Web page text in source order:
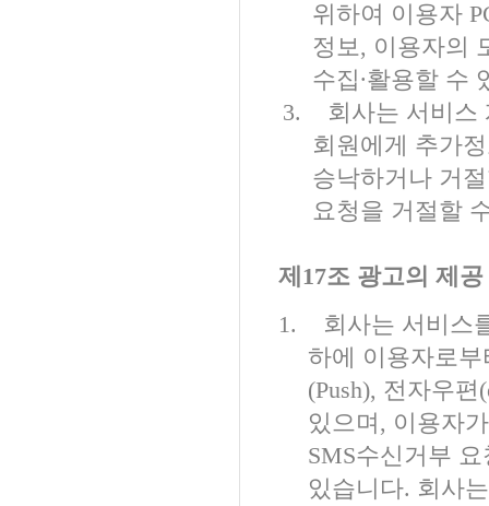
위하여 이용자
정보, 이용자의
수집∙활용할 수
3.
회사는 서비스
회원에게 추가
승낙하거나 거
요청을 거절할
제 17조 광고의 제공
1.
회사는 서비스
하에 이용자로
(Push), 전자우편
있으며 , 이용자
SMS수신거부
있습니다. 회사